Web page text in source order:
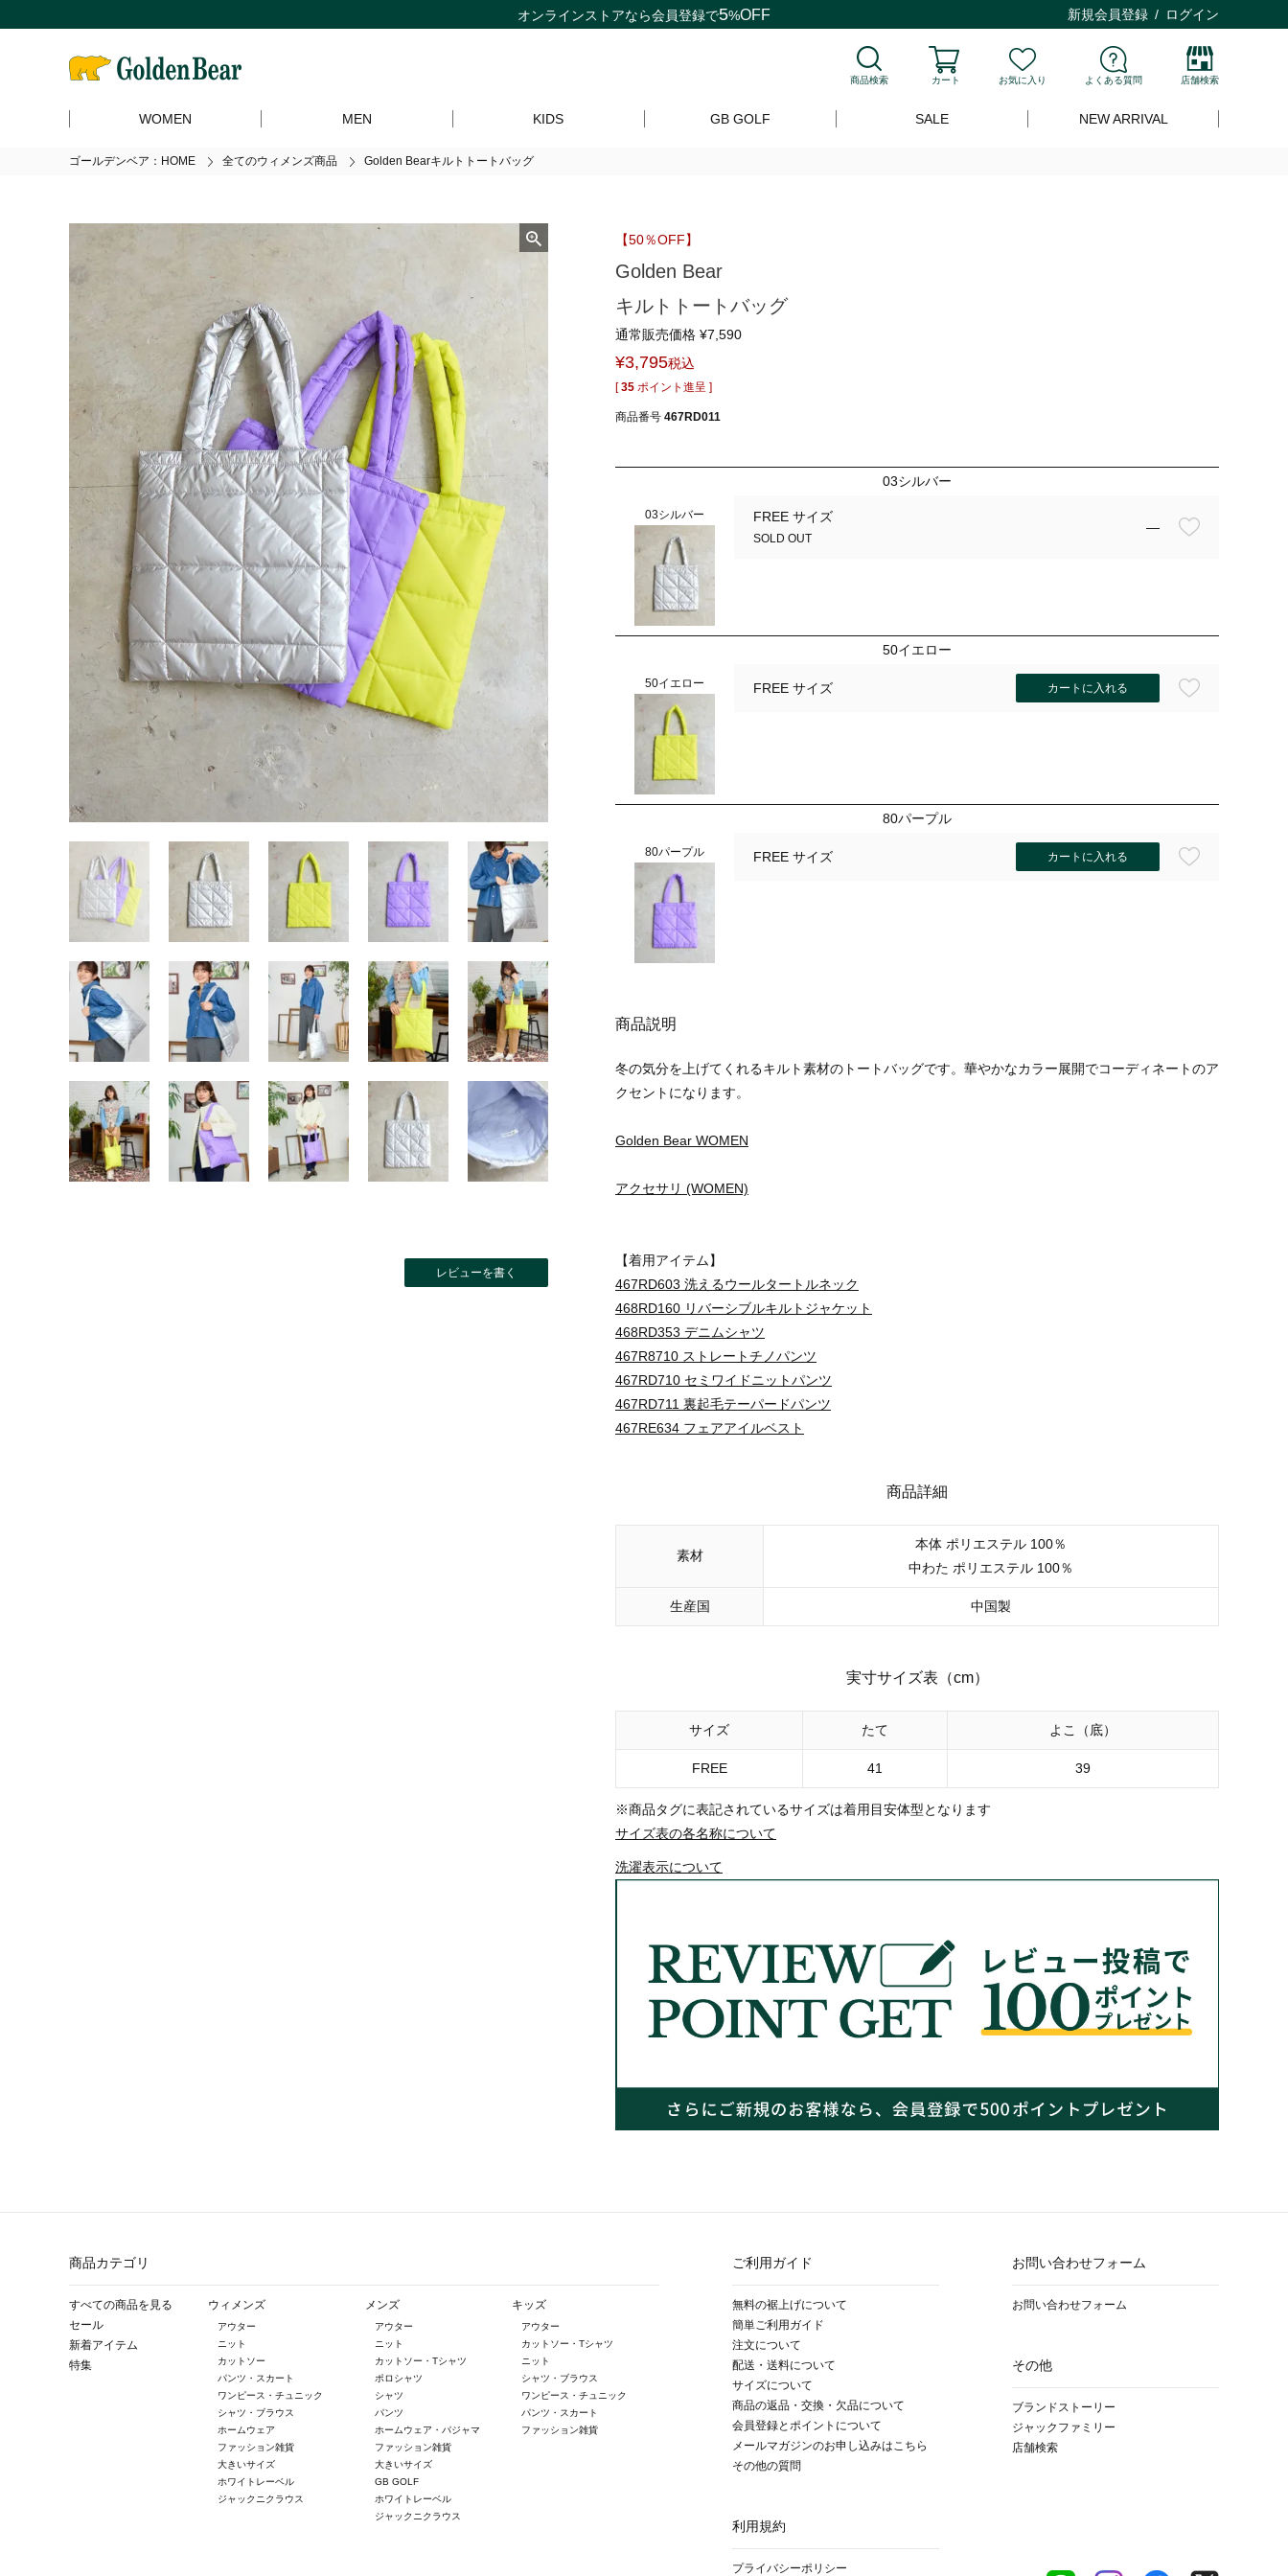
オンラインストアなら会員登録で5%OFF 新規会員登録 ログイン
商品検索 カート お気に入り よくある質問 店舗検索
WOMEN MEN KIDS GB GOLF SALE NEW ARRIVAL
ゴールデンベア：HOME 全てのウィメンズ商品 Golden Bearキルトトートバッグ
03シルバー
レビューを書く
【50％OFF】
Golden Bear
キルトトートバッグ
通常販売価格 ¥7,590
¥3,795税込
[ 35 ポイント進呈 ]
商品番号 467RD011
03シルバー
03シルバー FREE サイズ
SOLD OUT
—
50イエロー
50イエロー FREE サイズ カートに入れる
80パープル
80パープル FREE サイズ カートに入れる
商品説明
冬の気分を上げてくれるキルト素材のトートバッグです。華やかなカラー展開でコーディネートのア
クセントになります。
Golden Bear WOMEN
アクセサリ (WOMEN)
【着用アイテム】
467RD603 洗えるウールタートルネック
468RD160 リバーシブルキルトジャケット
468RD353 デニムシャツ
467R8710 ストレートチノパンツ
467RD710 セミワイドニットパンツ
467RD711 裏起毛テーパードパンツ
467RE634 フェアアイルベスト
商品詳細
素材
本体 ポリエステル 100％
中わた ポリエステル 100％
生産国 中国製
実寸サイズ表（cm）
サイズ たて よこ（底）
FREE 41 39
※商品タグに表記されているサイズは着用目安体型となります
サイズ表の各名称について
洗濯表示について
商品カテゴリ
すべての商品を見る
セール
新着アイテム
特集
ウィメンズ
アウター
ニット
カットソー
パンツ・スカート
ワンピース・チュニック
シャツ・ブラウス
ホームウェア
ファッション雑貨
大きいサイズ
ホワイトレーベル
ジャックニクラウス
メンズ
アウター
ニット
カットソー・Tシャツ
ポロシャツ
シャツ
パンツ
ホームウェア・パジャマ
ファッション雑貨
大きいサイズ
GB GOLF
ホワイトレーベル
ジャックニクラウス
キッズ
アウター
カットソー・Tシャツ
ニット
シャツ・ブラウス
ワンピース・チュニック
パンツ・スカート
ファッション雑貨
ご利用ガイド
無料の裾上げについて
簡単ご利用ガイド
注文について
配送・送料について
サイズについて
商品の返品・交換・欠品について
会員登録とポイントについて
メールマガジンのお申し込みはこちら
その他の質問
利用規約
プライバシーポリシー
お問い合わせフォーム
お問い合わせフォーム
その他
ブランドストーリー
ジャックファミリー
店舗検索